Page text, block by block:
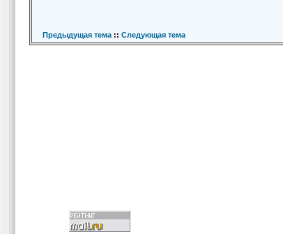
Предыдущая тема:: Следующая тема